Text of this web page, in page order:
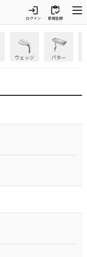
login
ログイン
inventory
新規登録
ウェッジ パター